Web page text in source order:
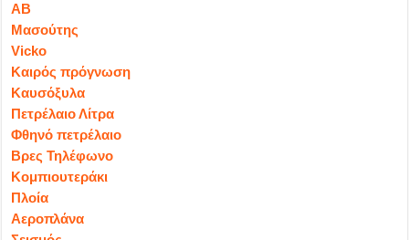
ΑΒ
Μασούτης
Vicko
Καιρός πρόγνωση
Καυσόξυλα
Πετρέλαιο Λίτρα
Φθηνό πετρέλαιο
Βρες Τηλέφωνο
Κομπιουτεράκι
Πλοία
Αεροπλάνα